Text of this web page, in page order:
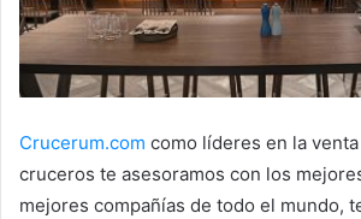
Crucerum.com como líderes en la
cruceros te asesoramos con los
mejores compañías de todo el mundo,